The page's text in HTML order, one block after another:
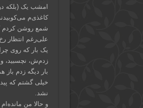
امشب یک (بلکه
کاغذی‌م
شمع روشن کردم
علی‌رغم انتظار
یک بار که روی
زدم‌ش، نچسبید،
بار دیگه زدم
خیلی گشتم که
نشد.
و حالا من